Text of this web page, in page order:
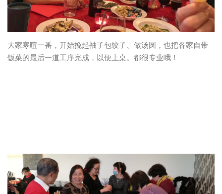
大家寒暄一番，开始挽起袖子包饺子、做汤圆，也把各家自带
饭菜的最后一道工序完成，以便上桌。都很专业哦！